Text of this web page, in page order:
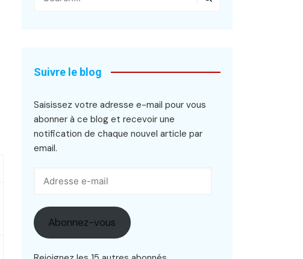
Suivre le blog
Saisissez votre adresse e-mail pour vous
abonner à ce blog et recevoir une
notification de chaque nouvel article par
email.
Abonnez-vous